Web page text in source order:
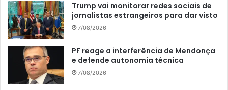
Trump vai monitorar redes sociais de
jornalistas estrangeiros para dar visto
7/08/2026
PF reage a interferência de Mendonça
e defende autonomia técnica
7/08/2026